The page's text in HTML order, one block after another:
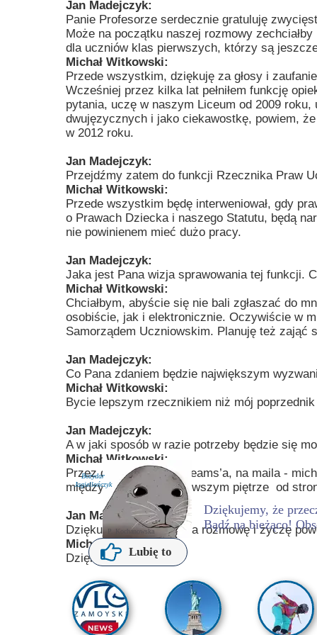
Lubię to
Dziękujemy, że
Bądź na bieżąco!
Bożydar
Jagiellończyk
P. Kochanowska
Jan Madejczyk:
Panie Profesorze serdecznie gratuluję
Może na początku naszej rozmowy
dla uczniów klas pierwszych, którzy są
Michał Witkowski:
Przede wszystkim, dziękuję za głosy i
Wcześniej przez kilka lat pełniłem funkcję
pytania, uczę w naszym Liceum od 2009
dwujęzycznych i jako ciekawostkę, powiem,
w 2012 roku.
Jan Madejczyk:
Przejdźmy zatem do funkcji Rzecznika Praw
Michał Witkowski:
Przede wszystkim będę interweniował, gdy
o Prawach Dziecka i naszego Statutu, będą
nie powinienem mieć dużo pracy.
Jan Madejczyk:
Jaka jest Pana wizja sprawowania tej funkcji.
Michał Witkowski:
Chciałbym, abyście się nie bali zgłaszać do
osobiście, jak i elektronicznie. Oczywiście w
Samorządem Uczniowskim. Planuję też zająć
Jan Madejczyk:
Co Pana zdaniem będzie największym
Michał Witkowski:
Bycie lepszym rzecznikiem niż mój
Jan Madejczyk:
A w jaki sposób w razie potrzeby będzie się
Michał Witkowski:
Przez dziennik, przez Teams’a, na maila -
między parterem, a pierwszym piętrze od
Jan Madejczyk:
Dziękuję Panu bardzo za rozmowę i życzę
Michał Witkowski:
Dziękuję.
Przerwy szkolne